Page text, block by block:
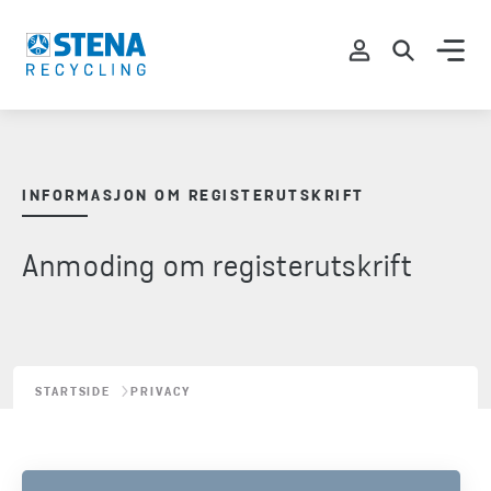
INFORMASJON OM REGISTERUTSKRIFT
Anmoding om registerutskrift
STARTSIDE PRIVACY